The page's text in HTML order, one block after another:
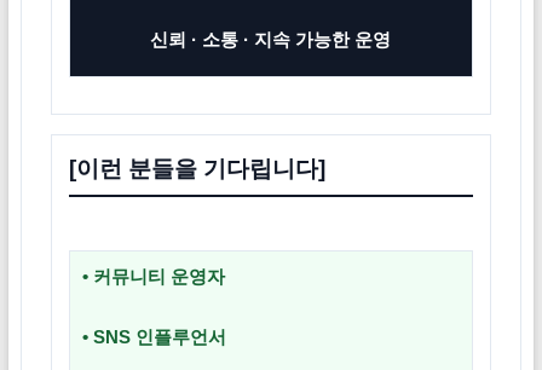
신뢰 · 소통 · 지속 가능한 운영
[이런 분들을 기다립니다]
•커뮤니티 운영자
•SNS 인플루언서